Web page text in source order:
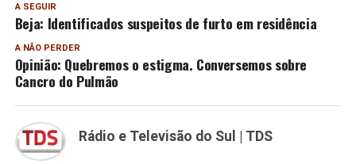
A SEGUIR
Beja: Identificados suspeitos de furto em residência
A NÃO PERDER
Opinião: Quebremos o estigma. Conversemos sobre
Cancro do Pulmão
Rádio e Televisão do Sul | TDS